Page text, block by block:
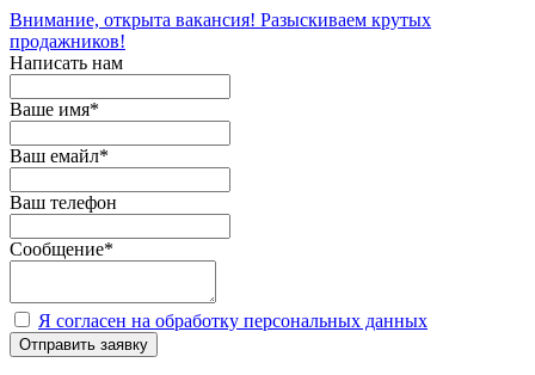
Внимание, открыта вакансия! Разыскиваем крутых
продажников!
Написать нам
Ваше имя*
Ваш емайл*
Ваш телефон
Сообщение*
Я согласен на обработку персональных данных
Отправить заявку